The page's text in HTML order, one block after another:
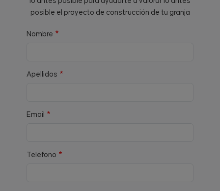
posible el proyecto de construcción de tu granja
Nombre
Apellidos
Email
Teléfono